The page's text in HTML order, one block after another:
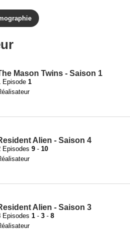
Mason Twins - Saison 1
Episode 1
Alien - Saison 4
Episodes 9 - 10
Alien - Saison 3
Episodes 1 - 3 - 8